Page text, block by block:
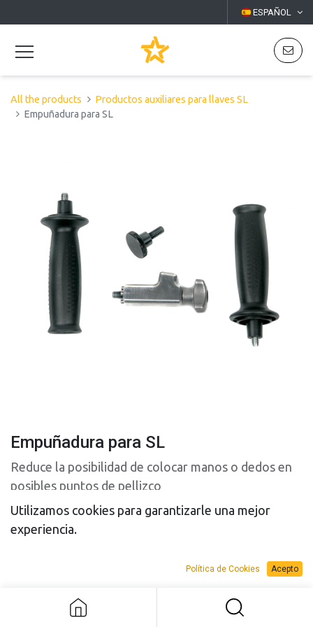
ESPAÑOL
All the products
Productos auxiliares para llaves SL
Empuñadura para SL
Empuñadura para SL
Reduce la posibilidad de colocar manos o dedos en
posibles puntos de pellizco
VENTA
ALQUILER
Utilizamos cookies para garantizarle una mejor
experiencia.
Política de Cookies Acepto